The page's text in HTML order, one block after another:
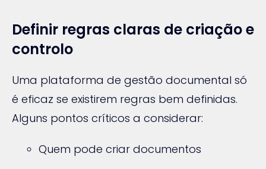
Definir regras claras de criação e
controlo
Uma plataforma de gestão documental só
é eficaz se existirem regras bem definidas.
Alguns pontos críticos a considerar:
Quem pode criar documentos